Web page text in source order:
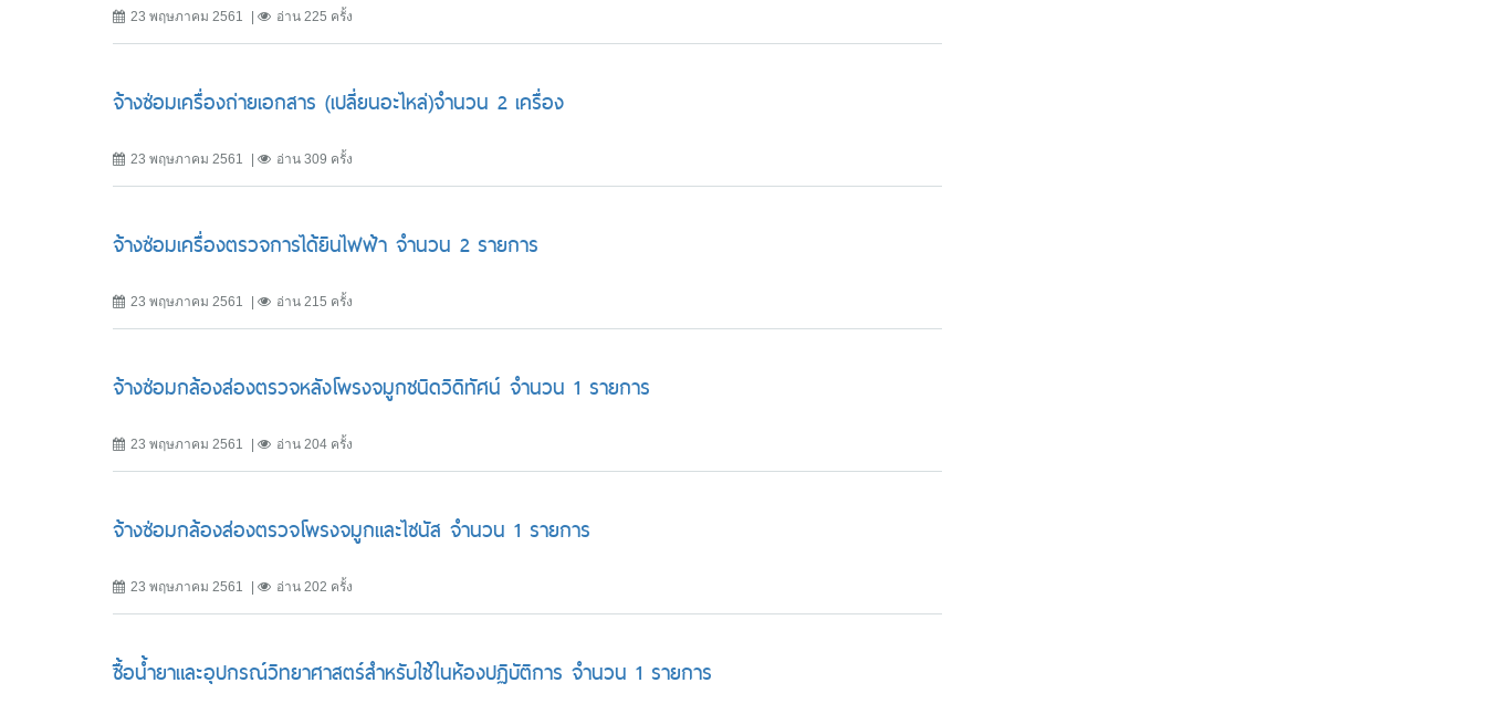
23 พฤษภาคม 2561 อ่าน 225 ครั้ง
จ้างซ่อมเครื่องถ่ายเอกสาร (เปลี่ยนอะไหล่)จำนวน 2 เครื่อง
23 พฤษภาคม 2561 อ่าน 309 ครั้ง
จ้างซ่อมเครื่องตรวจการได้ยินไฟฟ้า จำนวน 2 รายการ
23 พฤษภาคม 2561 อ่าน 215 ครั้ง
จ้างซ่อมกล้องส่องตรวจหลังโพรงจมูกชนิดวิดิทัศน์ จำนวน 1 รายการ
23 พฤษภาคม 2561 อ่าน 204 ครั้ง
จ้างซ่อมกล้องส่องตรวจโพรงจมูกและไซนัส จำนวน 1 รายการ
23 พฤษภาคม 2561 อ่าน 202 ครั้ง
ซื้อน้ำยาและอุปกรณ์วิทยาศาสตร์สำหรับใช้ในห้องปฏิบัติการ จำนวน 1 รายการ